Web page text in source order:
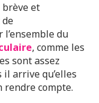
brève et
l’ensemble du
, comme les
sont assez
arrive qu’elles
rendre compte.